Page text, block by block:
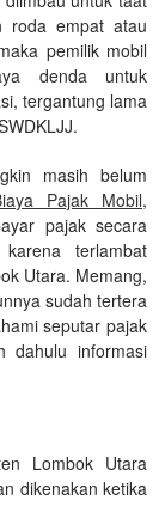
roda empat atau
pemilik mobil
denda untuk
tergantung lama
masih belum
Pajak Mobil,
pajak secara
terlambat
Utara. Memang,
sudah tertera
seputar pajak
dahulu informasi
Lombok Utara
dikenakan ketika